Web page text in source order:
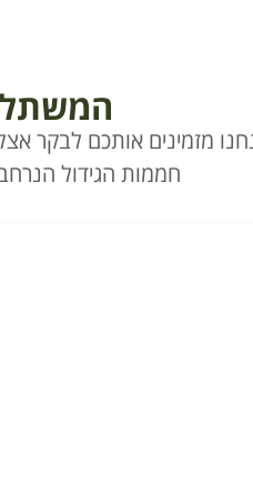
מזמינים אותכם לבקר
חממות הגידול